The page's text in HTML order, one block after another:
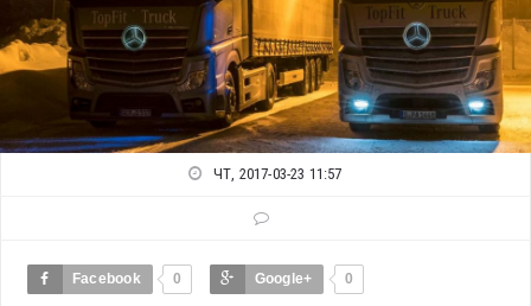
ЧТ, 2017-03-23 11:57
Facebook 0 Google+ 0